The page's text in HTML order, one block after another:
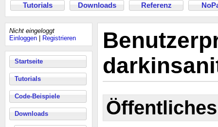
Tutorials Downloads Referenz
Nicht eingeloggt
Einloggen
Registrieren
Startseite
Tutorials
Code-Beispiele
Downloads